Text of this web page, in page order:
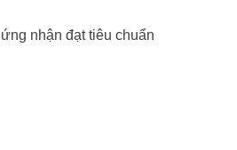
nhận đạt tiêu chuẩn